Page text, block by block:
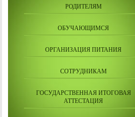
РОДИТЕЛЯМ
ОБУЧАЮЩИМСЯ
ОРГАНИЗАЦИЯ ПИТАНИЯ
СОТРУДНИКАМ
ГОСУДАРСТВЕННАЯ ИТОГОВАЯ
АТТЕСТАЦИЯ